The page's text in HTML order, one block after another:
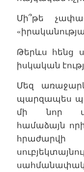
Մի՞թե
Թերևս հենց
իսկական
Մեզ
պարզապես
մի նոր
համաձայն